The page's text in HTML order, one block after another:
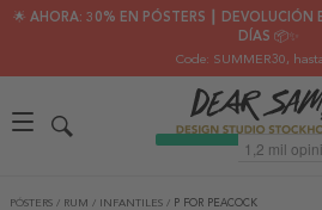
🌟 AHORA: 30% EN PÓSTERS ┃ DEVOLUCIÓN
DÍAS 📦✨
Code: SUMMER30,
PÓSTERS / RUM / INFANTILES / P FOR PEACOCK